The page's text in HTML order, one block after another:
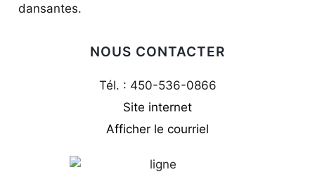
dansantes.
NOUS CONTACTER
Tél. : 450-536-0866
Site internet
Afficher le courriel